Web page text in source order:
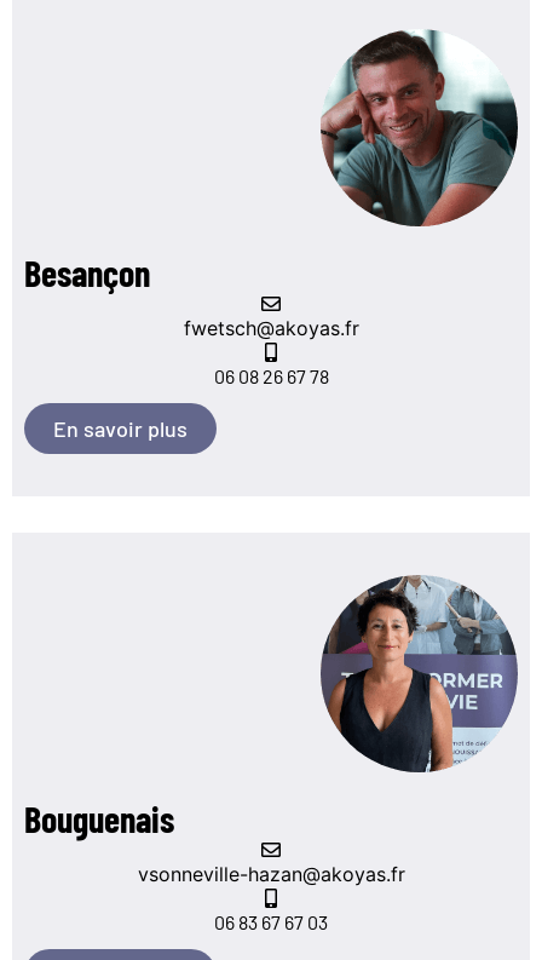
Besançon
fwetsch@akoyas.fr
06 08 26 67 78
En savoir plus
Bouguenais
vsonneville-hazan@akoyas.fr
06 83 67 67 03